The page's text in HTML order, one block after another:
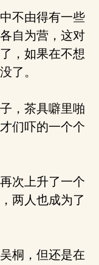
不由得有一些
自为营，这对
，如果在不想
了。
，茶具噼里啪
们吓的一个个
次上升了一个
两人也成为了
桐，但还是在